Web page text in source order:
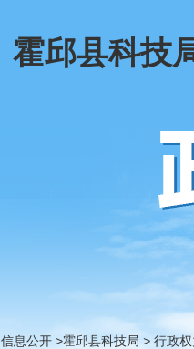
霍邱县科技
信息公开 >霍邱县科技局 > 行政